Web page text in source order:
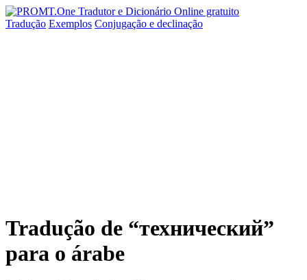
Tradução Exemplos Conjugação e declinação
Tradução de “технический”
para o árabe